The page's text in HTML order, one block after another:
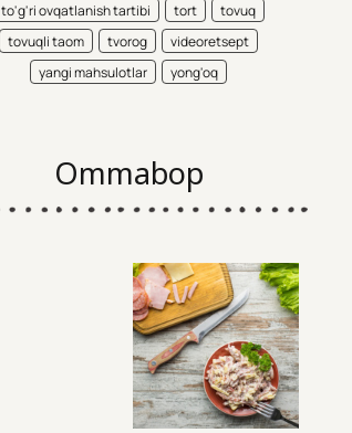
to'g'ri ovqatlanish tartibi
tort
tovuq
tovuqli taom
tvorog
videoretsept
yangi mahsulotlar
yong'oq
Ommabop